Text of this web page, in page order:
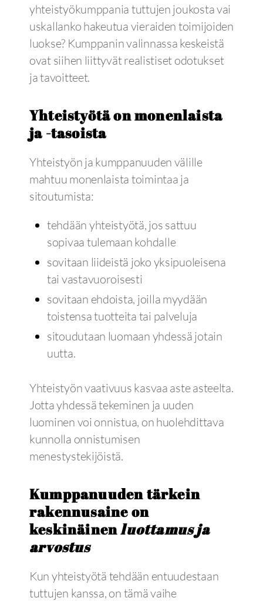
yhteistyökumppania tuttujen joukosta vai
uskallanko hakeutua vieraiden toimijoiden
luokse? Kumppanin valinnassa keskeistä
ovat siihen liittyvät realistiset odotukset
ja tavoitteet.
Yhteistyötä on monenlaista
ja -tasoista
Yhteistyön ja kumppanuuden välille
mahtuu monenlaista toimintaa ja
sitoutumista:
tehdään yhteistyötä, jos sattuu
sopivaa tulemaan kohdalle
sovitaan liideistä joko yksipuoleisena
tai vastavuoroisesti
sovitaan ehdoista, joilla myydään
toistensa tuotteita tai palveluja
sitoudutaan luomaan yhdessä jotain
uutta.
Yhteistyön vaativuus kasvaa aste asteelta.
Jotta yhdessä tekeminen ja uuden
luominen voi onnistua, on huolehdittava
kunnolla onnistumisen
menestystekijöistä.
Kumppanuuden tärkein
rakennusaine on
keskinäinenluottamus ja
arvostus
Kun yhteistyötä tehdään entuudestaan
tuttujen kanssa, on tämä vaihe